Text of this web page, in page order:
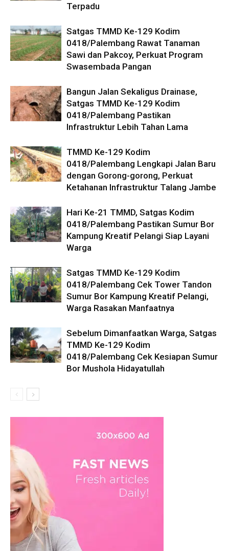
Terpadu
Satgas TMMD Ke-129 Kodim
0418/Palembang Rawat Tanaman
Sawi dan Pakcoy, Perkuat Program
Swasembada Pangan
Bangun Jalan Sekaligus Drainase,
Satgas TMMD Ke-129 Kodim
0418/Palembang Pastikan
Infrastruktur Lebih Tahan Lama
TMMD Ke-129 Kodim
0418/Palembang Lengkapi Jalan Baru
dengan Gorong-gorong, Perkuat
Ketahanan Infrastruktur Talang Jambe
Hari Ke-21 TMMD, Satgas Kodim
0418/Palembang Pastikan Sumur Bor
Kampung Kreatif Pelangi Siap Layani
Warga
Satgas TMMD Ke-129 Kodim
0418/Palembang Cek Tower Tandon
Sumur Bor Kampung Kreatif Pelangi,
Warga Rasakan Manfaatnya
Sebelum Dimanfaatkan Warga, Satgas
TMMD Ke-129 Kodim
0418/Palembang Cek Kesiapan Sumur
Bor Mushola Hidayatullah